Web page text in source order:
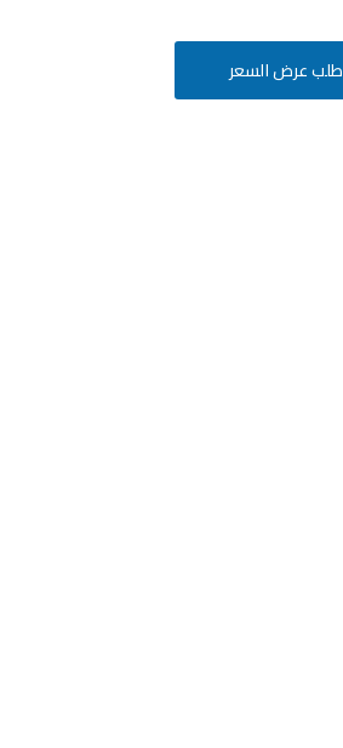
طلب عرض السعر